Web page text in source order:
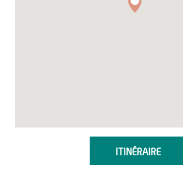
ITINÉRAIRE